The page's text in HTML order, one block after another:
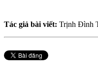
Tác giả bài viết: Trịnh Đình